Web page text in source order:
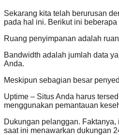
Sekarang kita telah berurusan
pada hal ini. Berikut ini
Ruang penyimpanan adalah
Bandwidth adalah jumlah data
Anda.
Meskipun sebagian besar
Uptime – Situs Anda harus
menggunakan pemantauan
Dukungan pelanggan.
saat ini menawarkan dukungan